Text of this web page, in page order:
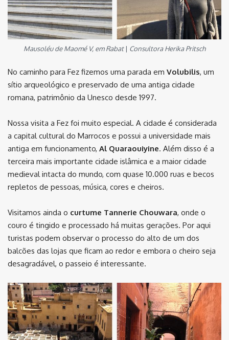
Mausoléu de Maomé V, em Rabat| Consultora Herika Pritsch
No caminho para Fez fizemos uma parada em Volubilis, um
sítio arqueológico e preservado de uma antiga cidade
romana, patrimônio da Unesco desde 1997.
Nossa visita a Fez foi muito especial. A cidade é considerada
a capital cultural do Marrocos e possui a universidade mais
antiga em funcionamento, Al Quaraouiyine. Além disso é a
terceira mais importante cidade islâmica e a maior cidade
medieval intacta do mundo, com quase 10.000 ruas e becos
repletos de pessoas, música, cores e cheiros.
Visitamos ainda o curtume Tannerie Chouwara, onde o
couro é tingido e processado há muitas gerações. Por aqui
turistas podem observar o processo do alto de um dos
balcões das lojas que ficam ao redor e embora o cheiro seja
desagradável, o passeio é interessante.